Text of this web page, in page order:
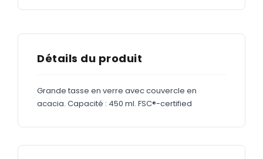
Panneaux
Étiquettes adhésives
Étiquettes adhésives en bobine
Adhésifs vitrine
Détails du produit
Grande tasse en verre avec couvercle en
acacia. Capacité : 450 ml. FSC®-certified